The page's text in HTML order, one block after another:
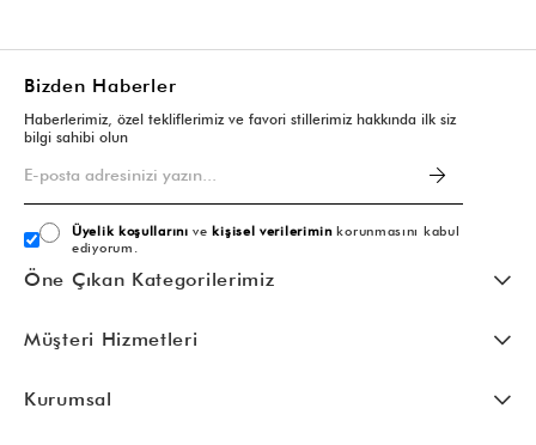
Bizden Haberler
Haberlerimiz, özel tekliflerimiz ve favori stillerimiz hakkında ilk siz
bilgi sahibi olun
Üyelik koşullarını vekişisel verileriminkorunmasını kabul
ediyorum.
Öne Çıkan Kategorilerimiz
Müşteri Hizmetleri
Kurumsal